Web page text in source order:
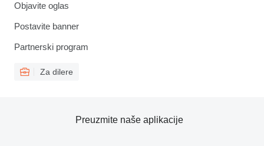
Objavite oglas
Postavite banner
Partnerski program
Za dilere
Preuzmite naše aplikacije